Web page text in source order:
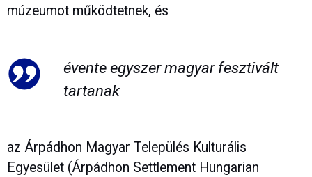
múzeumot működtetnek, és
évente egyszer magyar fesztivált
tartanak
az Árpádhon Magyar Település Kulturális
Egyesület (Árpádhon Settlement Hungarian